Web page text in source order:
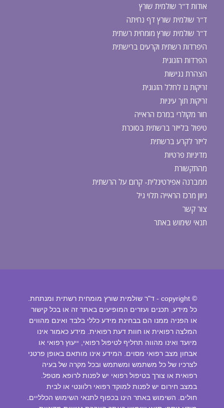
אודות ד"ר שולמית שורץ
ד"ר שולמית שורץ דף נחיתה
ד"ר שולמית שורץ מומחית רשתית
היפרדות רשתית וקרעים ברישתית
הפרדות הזגוגית
הצהרת נגישות
זריקות גז לחלל הזגוגית
זריקות תוך עיניות
חור מקולרי במרכז הראייה
טיפול בלייזר ברשתית בסוכרת
לייזר לקרע ברשתית
מדיניות פרטיות
מהתקשורת
ממברנה אפירטינלית- קרום על הרשתית
ניוון מרכז הראייה תלוי גיל
צור קשר
תנאי שימוש באתר
© copyright - ד"ר שולמית שורץ מומחית רשתית ומנתחת.
כל מידע, תכנים ועזרים המופיעים באתר זה או בכל קישור
או הפניה ממנו הם בבחינת מידע כללי בלבד ואינם מהווים
המלצה רפואית או חוות דעת רפואית. מידע כאמור אינו
מיועד ואינו מהווה תחליף לטיפול רפואי, ייעוץ רפואי או
אבחון מצב רפואי מסוים. המידע אינו מותאם באופן פרטני
לצרכיו של כל משתמש ומשתמש ובכל מקרה של בעיה
רפואית או צורך בטיפול רפואי יש לפנות לרופא מטפל.
במצב חירום יש לפנות למוקד רפואי רלוונטי או לבית
חולים. השימוש באתר הינו בכפוף לתנאי השימוש הכלליים.